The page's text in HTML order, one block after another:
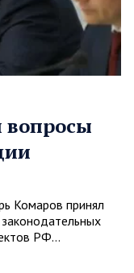
вопросы
Комаров принял
РФ…